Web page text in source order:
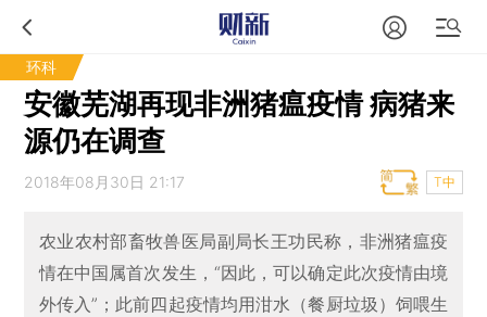
环科
安徽芜湖再现非洲猪瘟疫情 病猪来
源仍在调查
2018年08月30日 21:17 T中
农业农村部畜牧兽医局副局长王功民称，非洲猪瘟疫
情在中国属首次发生，“因此，可以确定此次疫情由境
外传入”；此前四起疫情均用泔水（餐厨垃圾）饲喂生